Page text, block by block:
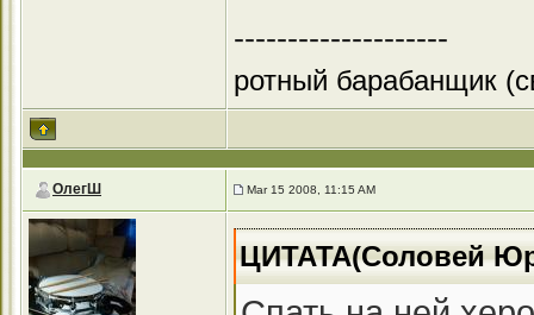
--------------------
ротный барабанщик
ОлегШ Mar 15 2008, 11:15 AM
ЦИТАТА(Соловей